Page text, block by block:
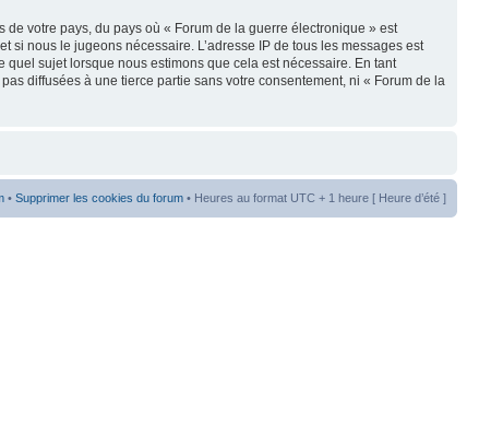
votre pays, du pays où « Forum de la guerre électronique » est
nous le jugeons nécessaire. L’adresse IP de tous les messages est
sujet lorsque nous estimons que cela est nécessaire. En tant
diffusées à une tierce partie sans votre consentement, ni « Forum de la
• Supprimer les cookies du forum • Heures au format UTC + 1 heure [ Heure d’été ]